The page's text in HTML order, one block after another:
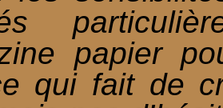
papier
qui fait de